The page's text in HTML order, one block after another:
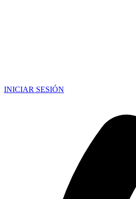
INICIAR SESIÓN